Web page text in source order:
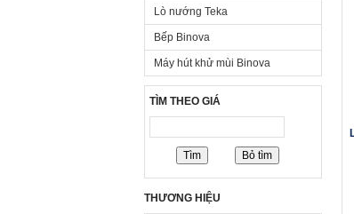
Lò nướng Teka
Bếp Binova
Máy hút khử mùi Binova
TÌM THEO GIÁ
THƯƠNG HIỆU